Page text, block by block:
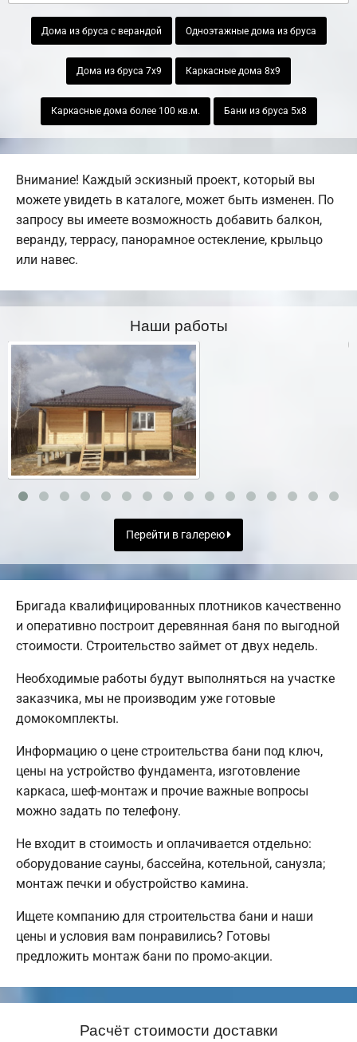
Дома из бруса с верандой Одноэтажные дома из бруса
Дома из бруса 7х9 Каркасные дома 8х9
Каркасные дома более 100 кв.м. Бани из бруса 5х8
Внимание! Каждый эскизный проект, который вы
можете увидеть в каталоге, может быть изменен. По
запросу вы имеете возможность добавить балкон,
веранду, террасу, панорамное остекление, крыльцо
или навес.
Наши работы
Перейти в галерею
Бригада квалифицированных плотников качественно
и оперативно построит деревянная баня по выгодной
стоимости. Строительство займет от двух недель.
Необходимые работы будут выполняться на участке
заказчика, мы не производим уже готовые
домокомплекты.
Информацию о цене строительства бани под ключ,
цены на устройство фундамента, изготовление
каркаса, шеф-монтаж и прочие важные вопросы
можно задать по телефону.
Не входит в стоимость и оплачивается отдельно:
оборудование сауны, бассейна, котельной, санузла;
монтаж печки и обустройство камина.
Ищете компанию для строительства бани и наши
цены и условия вам понравились? Готовы
предложить монтаж бани по промо-акции.
Расчёт стоимости доставки